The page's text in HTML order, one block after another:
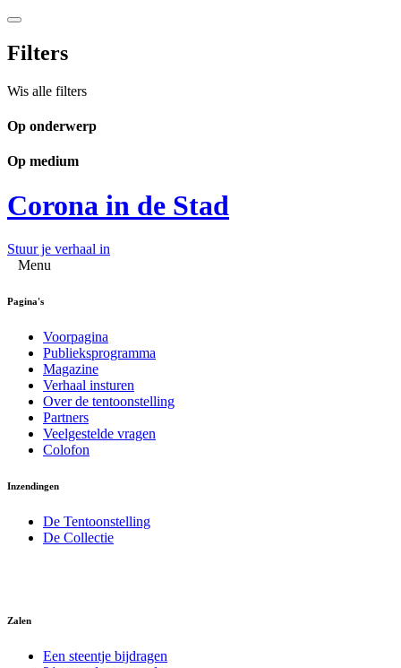
Filters
Wis alle filters
Op onderwerp
Op medium
Corona in de Stad
Stuur je verhaal in
Menu
Pagina's
Voorpagina
Publieksprogramma
Magazine
Verhaal insturen
Over de tentoonstelling
Partners
Veelgestelde vragen
Colofon
Inzendingen
De Tentoonstelling
De Collectie
Zalen
Een steentje bijdragen